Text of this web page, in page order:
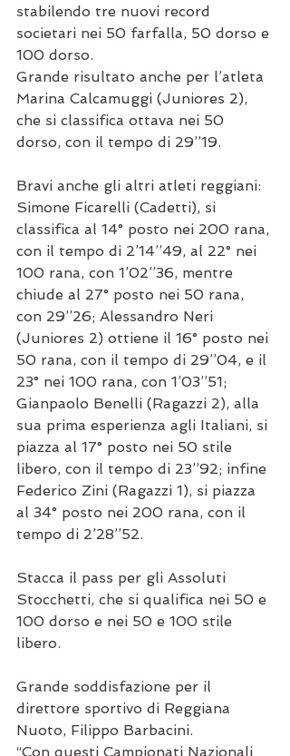
stabilendo tre nuovi record
societari nei 50 farfalla, 50 dorso e
100 dorso.
Grande risultato anche per l’atleta
Marina Calcamuggi (Juniores 2),
che si classifica ottava nei 50
dorso, con il tempo di 29’’19.
Bravi anche gli altri atleti reggiani:
Simone Ficarelli (Cadetti), si
classifica al 14° posto nei 200 rana,
con il tempo di 2’14’’49, al 22° nei
100 rana, con 1’02’’36, mentre
chiude al 27° posto nei 50 rana,
con 29’’26; Alessandro Neri
(Juniores 2) ottiene il 16° posto nei
50 rana, con il tempo di 29’’04, e il
23° nei 100 rana, con 1’03’’51;
Gianpaolo Benelli (Ragazzi 2), alla
sua prima esperienza agli Italiani, si
piazza al 17° posto nei 50 stile
libero, con il tempo di 23’’92; infine
Federico Zini (Ragazzi 1), si piazza
al 34° posto nei 200 rana, con il
tempo di 2’28’’52.
Stacca il pass per gli Assoluti
Stocchetti, che si qualifica nei 50 e
100 dorso e nei 50 e 100 stile
libero.
Grande soddisfazione per il
direttore sportivo di Reggiana
Nuoto, Filippo Barbacini.
“Con questi Campionati Nazionali